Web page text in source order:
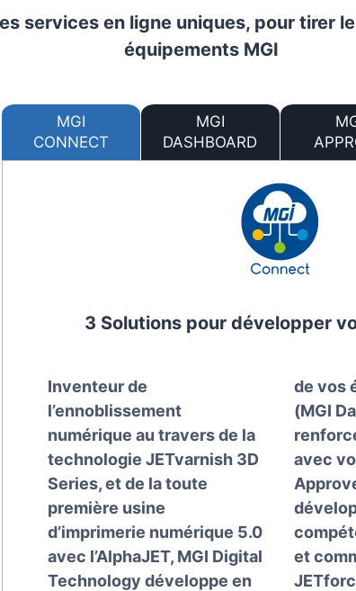
services en ligne uniques, pour tirer
équipements MGI
MGI
CONNECT
MGI
DASHBOARD
3 Solutions pour développer
Inventeur de
l’ennoblissement
numérique au travers de la
technologie JETvarnish 3D
Series, et de la toute
première usine
d’imprimerie numérique 5.0
avec l’AlphaJET, MGI Digital
Technology développe en
de vos
(MGI
avec
et